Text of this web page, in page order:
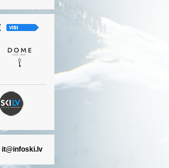
it@infoski.lv